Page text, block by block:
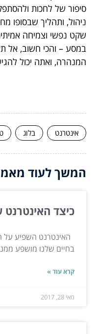
סיפור של לחכות
ניהול, ותהליך שבסופו
שקט נפשי וצמיחה
במסע – והכי חשוב, אל
המנהרה, ואתה יכול
אינטרנט בלוג
המשך לעוד
כיצד האינטרנט
האינטרנט השפיע על
בחיים שלנו מושפע
קרא עוד »
מאי 28, 2017